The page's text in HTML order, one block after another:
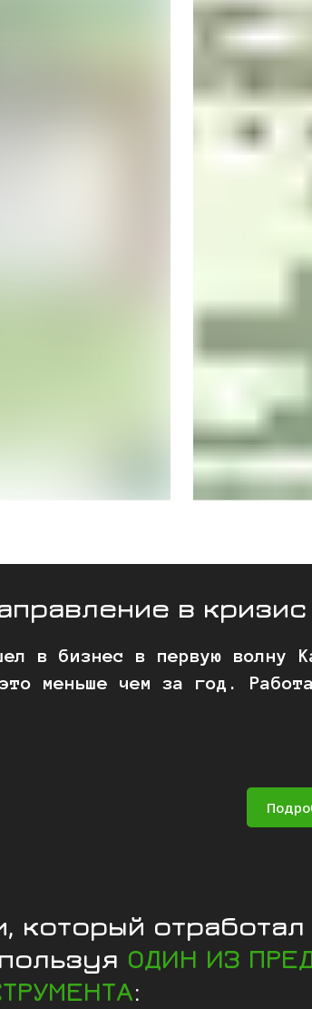
в
в бизнес в первую волну
меньше чем за год.
который
ОДИН ИЗ
: